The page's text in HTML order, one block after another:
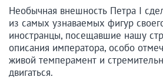
Необычная внешность Петра I
из самых узнаваемых фигур
иностранцы, посещавшие нашу
описания императора, особо
живой темперамент и
двигаться.